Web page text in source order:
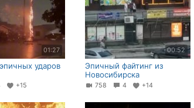
01:27
ударов
+15
00:52
Эпичный файтинг из
Новосибирска
758 4 +14